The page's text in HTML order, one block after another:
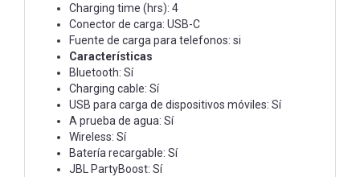
Charging time (hrs): 4
Conector de carga: USB-C
Fuente de carga para telefonos: si
Características
Bluetooth: Sí
Charging cable: Sí
USB para carga de dispositivos móviles: Sí
A prueba de agua: Sí
Wireless: Sí
Batería recargable: Sí
JBL PartyBoost: Sí